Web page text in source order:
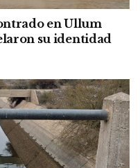
en Ullum
su identidad